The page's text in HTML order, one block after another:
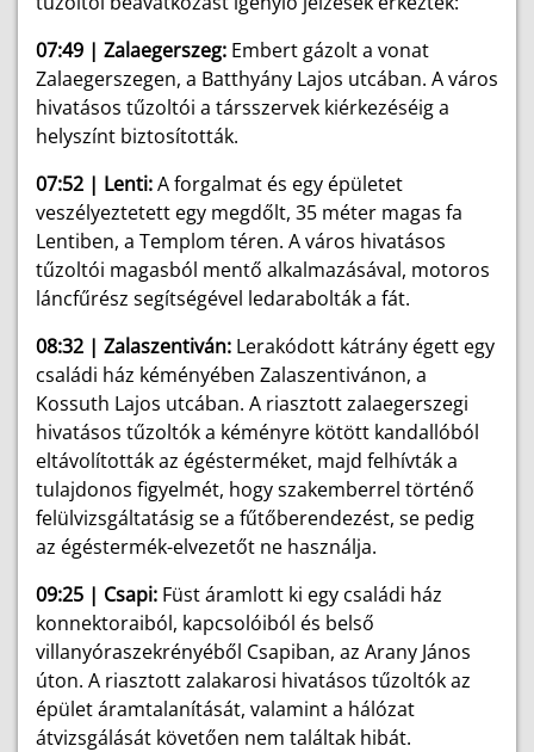
07:49 | Zalaegerszeg: Embert gázolt a vonat
Zalaegerszegen, a Batthyány Lajos utcában. A város
hivatásos tűzoltói a társszervek kiérkezéséig a
helyszínt biztosították.
07:52 | Lenti:A forgalmat és egy épületet
veszélyeztetett egy megdőlt, 35 méter magas fa
Lentiben, a Templom téren. A város hivatásos
tűzoltói magasból mentő alkalmazásával, motoros
láncfűrész segítségével ledarabolták a fát.
08:32 | Zalaszentiván: Lerakódott kátrány égett egy
családi ház kéményében Zalaszentivánon, a
Kossuth Lajos utcában. A riasztott zalaegerszegi
hivatásos tűzoltók a kéményre kötött kandallóból
eltávolították az égésterméket, majd felhívták a
tulajdonos figyelmét, hogy szakemberrel történő
felülvizsgáltatásig se a fűtőberendezést, se pedig
az égéstermék-elvezetőt ne használja.
09:25 | Csapi: Füst áramlott ki egy családi ház
konnektoraiból, kapcsolóiból és belső
villanyóraszekrényéből Csapiban, az Arany János
úton. A riasztott zalakarosi hivatásos tűzoltók az
épület áramtalanítását, valamint a hálózat
átvizsgálását követően nem találtak hibát.